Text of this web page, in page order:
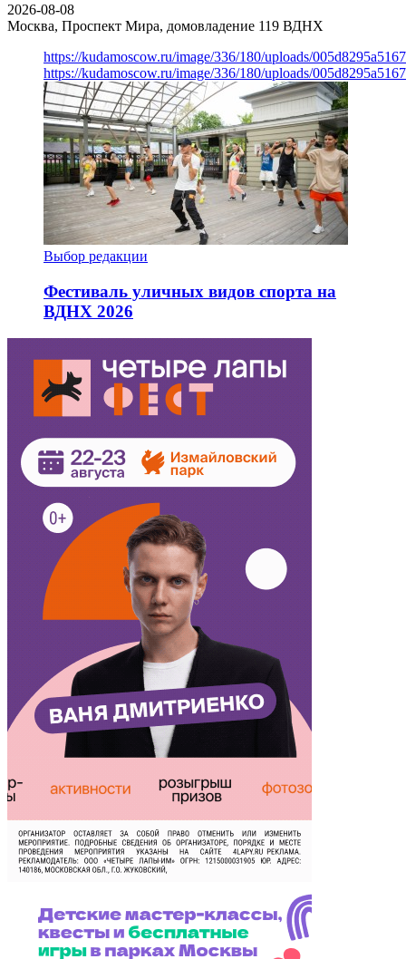
2026-08-08
Москва, Проспект Мира, домовладение 119 ВДНХ
https://kudamoscow.ru/image/336/180/uploads/
https://kudamoscow.ru/image/336/180/uploads/
Выбор редакции
Фестиваль уличных видов спорта на
ВДНХ 2026